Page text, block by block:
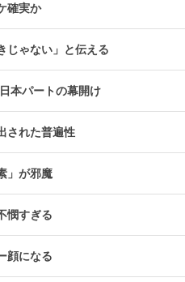
確実か
じゃない」と伝える
本パートの幕開け
された普遍性
」が邪魔
憫すぎる
顔になる